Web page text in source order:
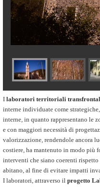
I laboratori territoriali
interne individuate come
interne, in quanto rappresentano le
e con maggiori necessità di
valorizzazione, rendendole ancora
costiere, ha mantenuto in modo più
interventi che siano coerenti
abitano, al fine di evitare impatti
I laboratori, attraverso il progetto